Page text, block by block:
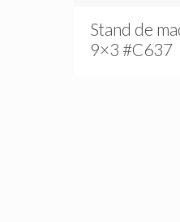
Stand de
9×3 #C637